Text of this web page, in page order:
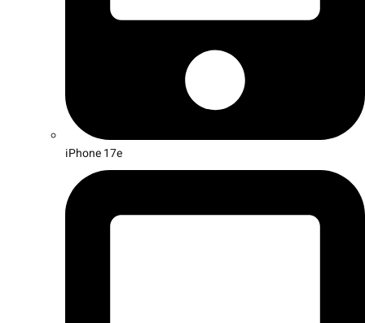
iPhone 17e